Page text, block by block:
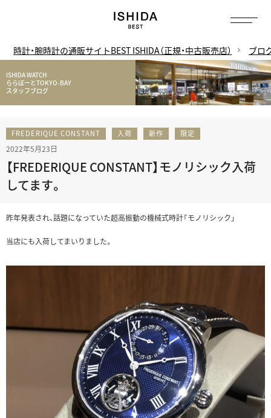
時計・腕時計の通販サイトBEST ISHIDA（正規・中古販売店） ブロ
ISHIDA WATCH
ららぽーとTOKYO-BAY
スタッフブログ
FREDERIQUE CONSTANT 入荷 新作 限定
2022年5月23日
【FREDERIQUE CONSTANT】モノリシック入荷
してます。
昨年発表され、話題になっていた超高振動の機械式時計「モノリシック」
当店にも入荷してまいりました。